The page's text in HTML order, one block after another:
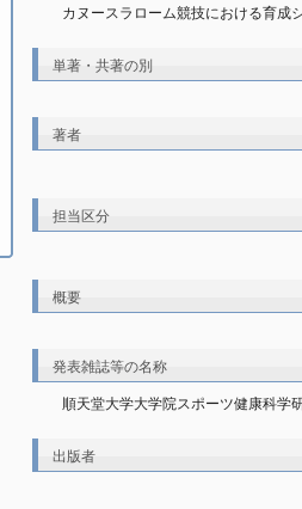
カヌースラローム競技における育成
単著・共著の別
著者
担当区分
概要
発表雑誌等の名称
順天堂大学大学院スポーツ健康科学
出版者